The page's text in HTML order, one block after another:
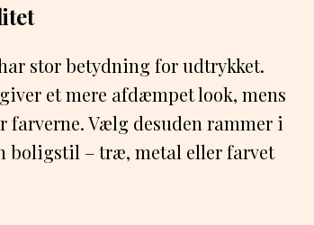
stor betydning for udtrykket.
et mere afdæmpet look, mens
Vælg desuden rammer i
boligstil – træ, metal eller farvet